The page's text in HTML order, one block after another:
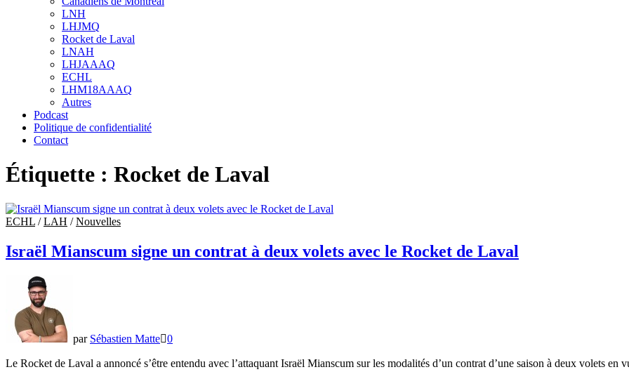
sub
menu
LNH
LHJMQ
Rocket de Laval
LNAH
LHJAAAQ
ECHL
LHM18AAAQ
Autres
Podcast
Politique de confidentialité
Contact
Étiquette : Rocket de Laval
ECHL /LAH /Nouvelles
Israël Mianscum signe un contrat à deux volets avec le Rocket de Laval
par Sébastien Matte 0
Le Rocket de Laval a annoncé s’être entendu avec l’attaquant Israël Mianscum sur les modalités d’un contrat d’une saison à deux volets en